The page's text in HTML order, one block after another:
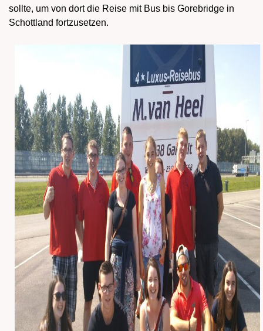
sollte, um von dort die Reise mit Bus bis Gorebridge in
Schottland fortzusetzen.